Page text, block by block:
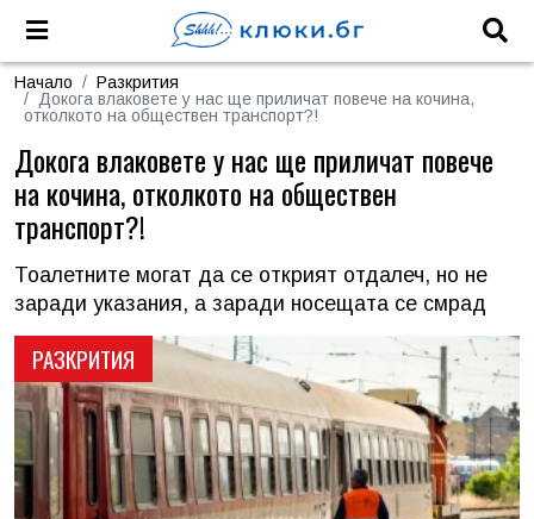
Начало
Разкрития
Докога влаковете у нас ще приличат повече на кочина,
отколкото на обществен транспорт?!
РАЗКРИТИЯ
Докога влаковете у нас ще приличат повече
на кочина, отколкото на обществен
транспорт?!
Тоалетните могат да се открият отдалеч, но не
заради указания, а заради носещата се смрад